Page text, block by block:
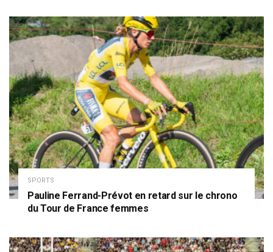
SPORTS
Pauline Ferrand-Prévot en retard sur le chrono
du Tour de France femmes